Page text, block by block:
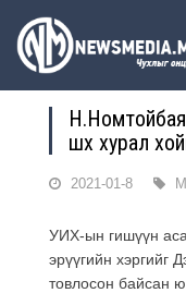
шүүх хурал
2021-01-8
УИХ-ын гишүүн
эрүүгийн хэргийг
товлосон байсан